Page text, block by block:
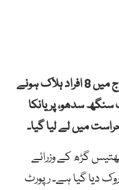
بھارت میں کسانوں کے پر امن احتجاج میں 8 افراد ہلاک ہونے
سنگھ سدھو، پریانکا
میں لے لیا گیا۔
گڑھ کے وزرائے
دیا گیا ہے۔ رپورٹ